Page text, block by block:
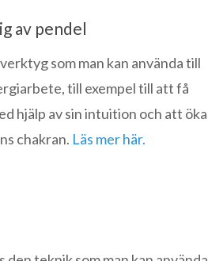
av pendel
som man kan använda till
till exempel till att få
hjälp av sin intuition och att öka
chakran. Läs mer här.